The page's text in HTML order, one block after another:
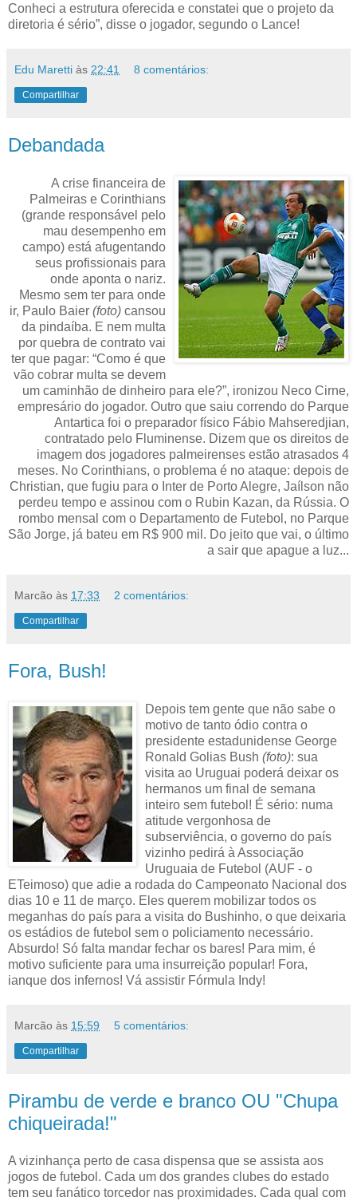
Conheci a estrutura oferecida e constatei que o projeto da
diretoria é sério”, disse o jogador, segundo o Lance!
Edu Maretti às 22:41 8 comentários:
Compartilhar
Debandada
A crise financeira de
Palmeiras e Corinthians
(grande responsável pelo
mau desempenho em
campo) está afugentando
seus profissionais para
onde aponta o nariz.
Mesmo sem ter para onde
ir, Paulo Baier (foto) cansou
da pindaíba. E nem multa
por quebra de contrato vai
ter que pagar: “Como é que
vão cobrar multa se devem
um caminhão de dinheiro para ele?”, ironizou Neco Cirne,
empresário do jogador. Outro que saiu correndo do Parque
Antartica foi o preparador físico Fábio Mahseredjian,
contratado pelo Fluminense. Dizem que os direitos de
imagem dos jogadores palmeirenses estão atrasados 4
meses. No Corinthians, o problema é no ataque: depois de
Christian, que fugiu para o Inter de Porto Alegre, Jaílson não
perdeu tempo e assinou com o Rubin Kazan, da Rússia. O
rombo mensal com o Departamento de Futebol, no Parque
São Jorge, já bateu em R$ 900 mil. Do jeito que vai, o último
a sair que apague a luz...
Marcão às 17:33 2 comentários:
Compartilhar
Fora, Bush!
Depois tem gente que não sabe o
motivo de tanto ódio contra o
presidente estadunidense George
Ronald Golias Bush (foto): sua
visita ao Uruguai poderá deixar os
hermanos um final de semana
inteiro sem futebol! É sério: numa
atitude vergonhosa de
subserviência, o governo do país
vizinho pedirá à Associação
Uruguaia de Futebol (AUF - o
ETeimoso) que adie a rodada do Campeonato Nacional dos
dias 10 e 11 de março. Eles querem mobilizar todos os
meganhas do país para a visita do Bushinho, o que deixaria
os estádios de futebol sem o policiamento necessário.
Absurdo! Só falta mandar fechar os bares! Para mim, é
motivo suficiente para uma insurreição popular! Fora,
ianque dos infernos! Vá assistir Fórmula Indy!
Marcão às 15:59 5 comentários:
Compartilhar
Pirambu de verde e branco OU "Chupa
chiqueirada!"
A vizinhança perto de casa dispensa que se assista aos
jogos de futebol. Cada um dos grandes clubes do estado
tem seu fanático torcedor nas proximidades. Cada qual com